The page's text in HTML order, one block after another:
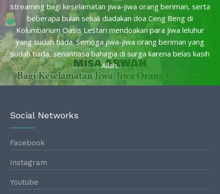
streaming bagi keselamatan jiwa-jiwa orang beriman, serta
beberapa bulan sekali diadakan doa Ceng Beng di
Kolumbarium Oasis Lestari mendoakan para jiwa leluhur
yang sudah tiada. Semoga jiwa-jiwa orang beriman yang
sudah tiada, senantiasa bahagia di surga karena belas kasih
Allah.
Social Networks
Facebook
Instagram
Youtube